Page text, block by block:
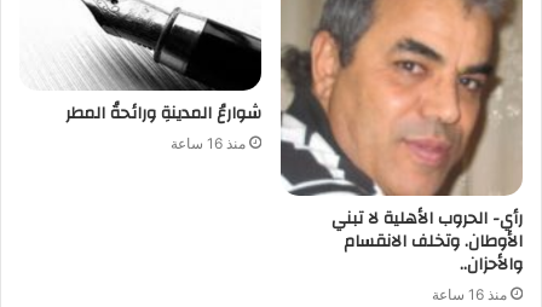
رأي- الحروب الأهلية لا تبني
الأوطان. وتخلف الانقسام
والأحزان..
منذ 16 ساعة
شوارعُ المدينةِ ورائحةُ المطر
منذ 16 ساعة